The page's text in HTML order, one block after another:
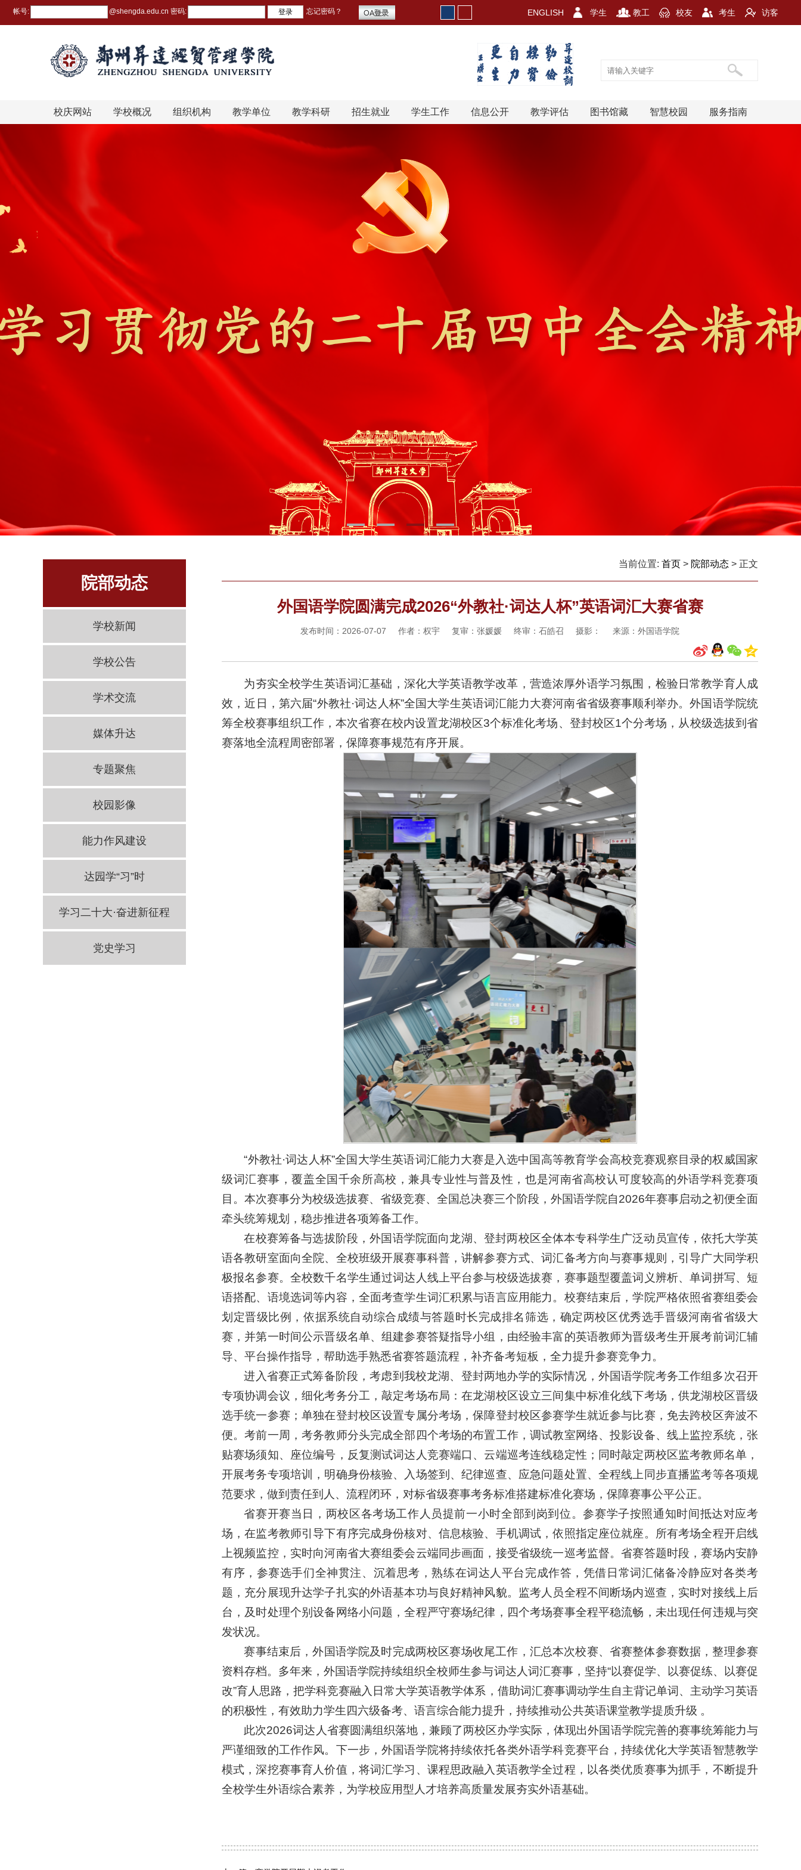
帐号: @shengda.edu.cn 密码: 忘记密码？ ENGLISH 学生 教工 校友 考生 访客
校庆网站 学校概况 组织机构 教学单位 教学科研 招生就业 学生工作 信息公开 教学评估 图书馆藏 智慧校园 服务指南
1 3 4
院部动态
学校新闻
学校公告
学术交流
媒体升达
专题聚焦
校园影像
能力作风建设
达园学“习”时
学习二十大·奋进新征程
党史学习
当前位置: 首页 > 院部动态 > 正文
外国语学院圆满完成2026“外教社·词达人杯”英语词汇大赛省赛
发布时间：2026-07-07 作者：权宇 复审：张媛媛 终审：石皓召 摄影： 来源：外国语学院
为夯实全校学生英语词汇基础，深化大学英语教学改革，营造浓厚外语学习氛围，检验日常教学育人成
效，近日，第六届“外教社·词达人杯”全国大学生英语词汇能力大赛河南省省级赛事顺利举办。外国语学院统
筹全校赛事组织工作，本次省赛在校内设置龙湖校区3个标准化考场、登封校区1个分考场，从校级选拔到省
赛落地全流程周密部署，保障赛事规范有序开展。
“外教社·词达人杯”全国大学生英语词汇能力大赛是入选中国高等教育学会高校竞赛观察目录的权威国家
级词汇赛事，覆盖全国千余所高校，兼具专业性与普及性，也是河南省高校认可度较高的外语学科竞赛项
目。本次赛事分为校级选拔赛、省级竞赛、全国总决赛三个阶段，外国语学院自2026年赛事启动之初便全面
牵头统筹规划，稳步推进各项筹备工作。
在校赛筹备与选拔阶段，外国语学院面向龙湖、登封两校区全体本专科学生广泛动员宣传，依托大学英
语各教研室面向全院、全校班级开展赛事科普，讲解参赛方式、词汇备考方向与赛事规则，引导广大同学积
极报名参赛。全校数千名学生通过词达人线上平台参与校级选拔赛，赛事题型覆盖词义辨析、单词拼写、短
语搭配、语境选词等内容，全面考查学生词汇积累与语言应用能力。校赛结束后，学院严格依照省赛组委会
划定晋级比例，依据系统自动综合成绩与答题时长完成排名筛选，确定两校区优秀选手晋级河南省省级大
赛，并第一时间公示晋级名单、组建参赛答疑指导小组，由经验丰富的英语教师为晋级考生开展考前词汇辅
导、平台操作指导，帮助选手熟悉省赛答题流程，补齐备考短板，全力提升参赛竞争力。
进入省赛正式筹备阶段，考虑到我校龙湖、登封两地办学的实际情况，外国语学院考务工作组多次召开
专项协调会议，细化考务分工，敲定考场布局：在龙湖校区设立三间集中标准化线下考场，供龙湖校区晋级
选手统一参赛；单独在登封校区设置专属分考场，保障登封校区参赛学生就近参与比赛，免去跨校区奔波不
便。考前一周，考务教师分头完成全部四个考场的布置工作，调试教室网络、投影设备、线上监控系统，张
贴赛场须知、座位编号，反复测试词达人竞赛端口、云端巡考连线稳定性；同时敲定两校区监考教师名单，
开展考务专项培训，明确身份核验、入场签到、纪律巡查、应急问题处置、全程线上同步直播监考等各项规
范要求，做到责任到人、流程闭环，对标省级赛事考务标准搭建标准化赛场，保障赛事公平公正。
省赛开赛当日，两校区各考场工作人员提前一小时全部到岗到位。参赛学子按照通知时间抵达对应考
场，在监考教师引导下有序完成身份核对、信息核验、手机调试，依照指定座位就座。所有考场全程开启线
上视频监控，实时向河南省大赛组委会云端同步画面，接受省级统一巡考监督。省赛答题时段，赛场内安静
有序，参赛选手们全神贯注、沉着思考，熟练在词达人平台完成作答，凭借日常词汇储备冷静应对各类考
题，充分展现升达学子扎实的外语基本功与良好精神风貌。监考人员全程不间断场内巡查，实时对接线上后
台，及时处理个别设备网络小问题，全程严守赛场纪律，四个考场赛事全程平稳流畅，未出现任何违规与突
发状况。
赛事结束后，外国语学院及时完成两校区赛场收尾工作，汇总本次校赛、省赛整体参赛数据，整理参赛
资料存档。多年来，外国语学院持续组织全校师生参与词达人词汇赛事，坚持“以赛促学、以赛促练、以赛促
改”育人思路，把学科竞赛融入日常大学英语教学体系，借助词汇赛事调动学生自主背记单词、主动学习英语
的积极性，有效助力学生四六级备考、语言综合能力提升，持续推动公共英语课堂教学提质升级 。
此次2026词达人省赛圆满组织落地，兼顾了两校区办学实际，体现出外国语学院完善的赛事统筹能力与
严谨细致的工作作风。下一步，外国语学院将持续依托各类外语学科竞赛平台，持续优化大学英语智慧教学
模式，深挖赛事育人价值，将词汇学习、课程思政融入英语教学全过程，以各类优质赛事为抓手，不断提升
全校学生外语综合素养，为学校应用型人才培养高质量发展夯实外语基础。